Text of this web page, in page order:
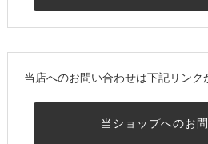
当店へのお問い合わせは下記リンク
当ショップへのお